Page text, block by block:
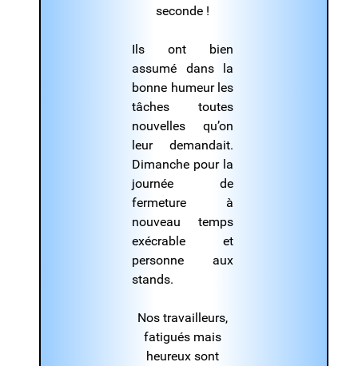
seconde !
Ils ont bien
assumé dans la
bonne humeur les
tâches toutes
nouvelles qu’on
leur demandait.
Dimanche pour la
journée de
fermeture à
nouveau temps
exécrable et
personne aux
stands.
Nos travailleurs,
fatigués mais
heureux sont